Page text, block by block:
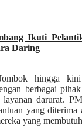
Ikuti
Daring
hingga
berbagai
darurat.
yang diterima
yang